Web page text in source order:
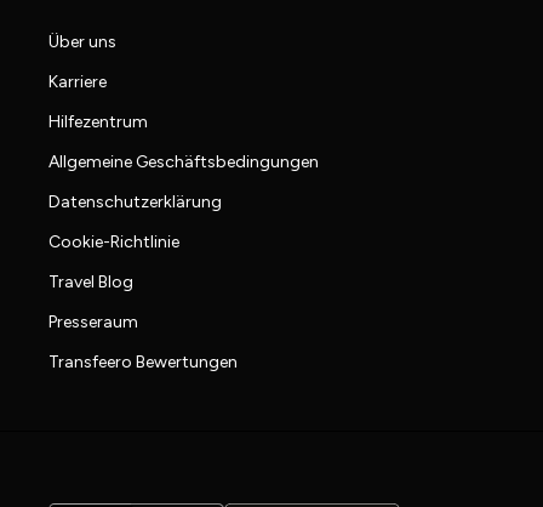
Über uns
Karriere
Hilfezentrum
Allgemeine Geschäftsbedingungen
Datenschutzerklärung
Cookie-Richtlinie
Travel Blog
Presseraum
Transfeero Bewertungen